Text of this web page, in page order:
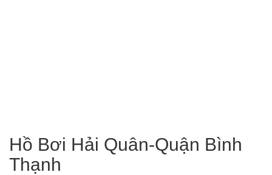
Hồ Bơi Hải Quân-Quận Bình
Thạnh